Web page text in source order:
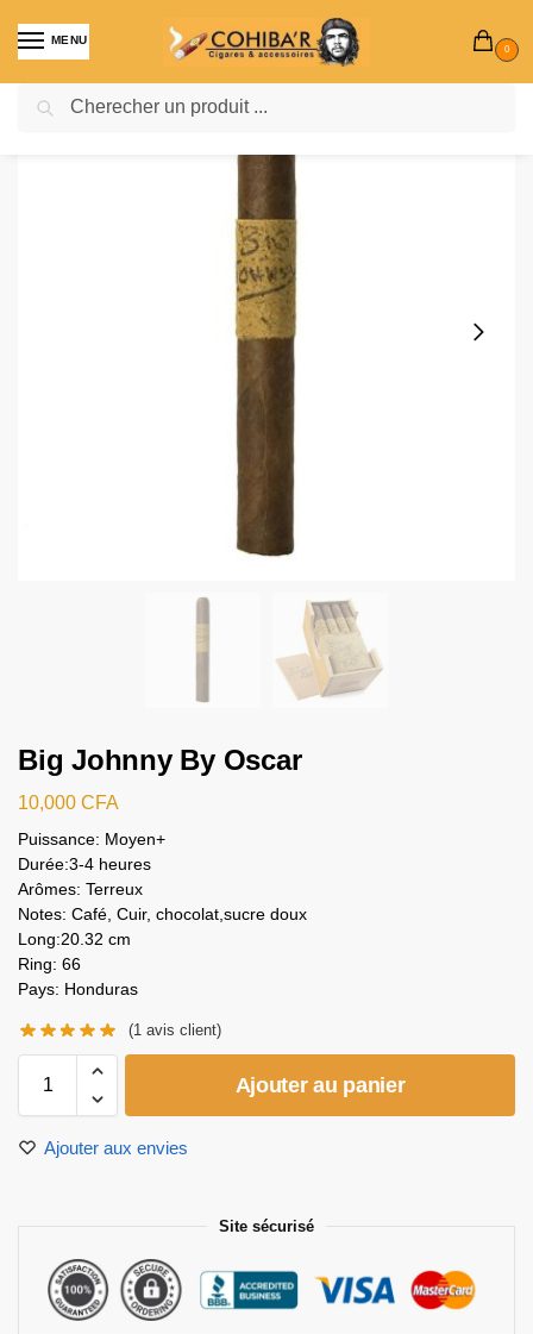
MENU
0
Big Johnny By Oscar
10,000 CFA
Puissance: Moyen+
Durée:3-4 heures
Arômes: Terreux
Notes: Café, Cuir, chocolat,sucre doux
Long:20.32 cm
Ring: 66
Pays: Honduras
(1 avis client)
Ajouter au panier
Ajouter aux envies
Site sécurisé